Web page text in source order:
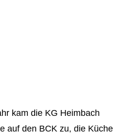
kam die KG Heimbach
auf den BCK zu, die Küche